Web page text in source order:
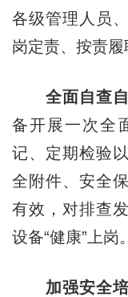
各级管理人员
岗定责、按责履
全面自查自
备开展一次全
记、定期检验
全附件、安全
有效，对排查
设备“健康”上岗。
加强安全培